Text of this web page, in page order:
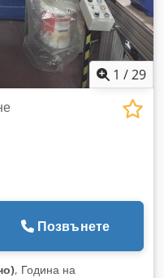
1 /29
Позвънете
, Година на